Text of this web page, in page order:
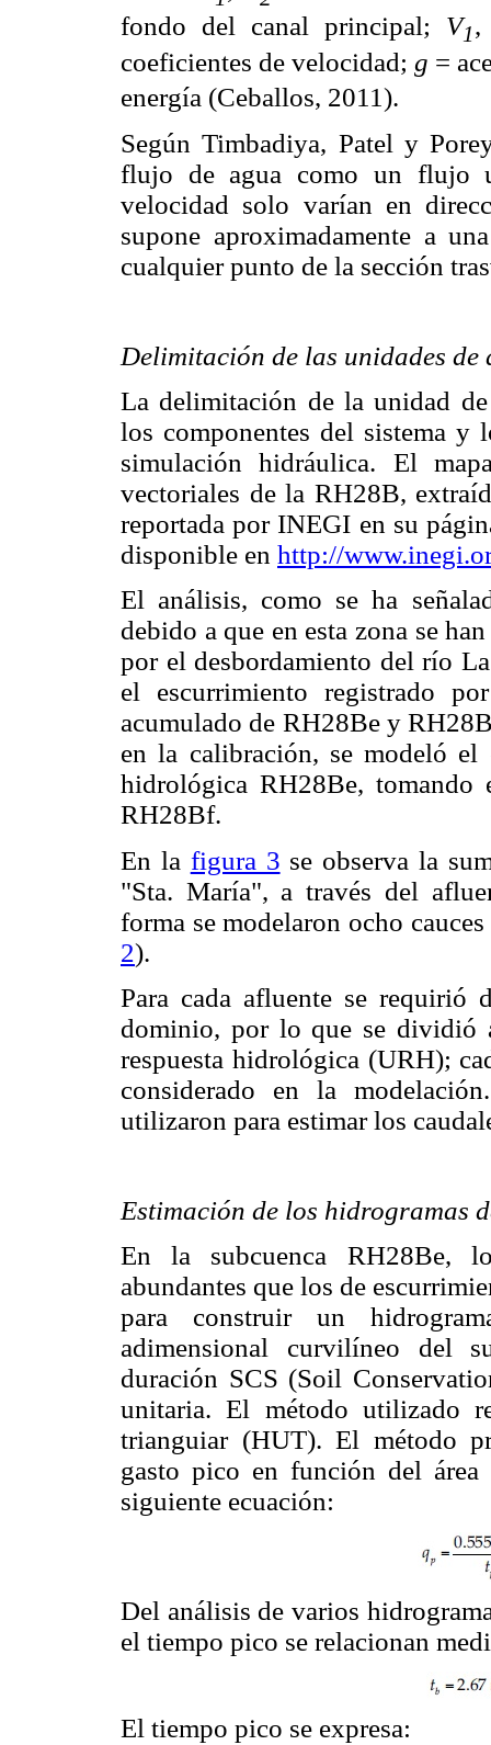
fondo del canal principal; V1
coeficientes de velocidad;g =
energía (Ceballos, 2011).
Según Timbadiya, Patel y
flujo de agua como un flujo
velocidad solo varían en
supone aproximadamente a
cualquier punto de la sección
Delimitación de las unidades de
La delimitación de la unidad de
los componentes del sistema y
simulación hidráulica. El
vectoriales de la RH28B,
reportada por INEGI en su
disponible en http://
El análisis, como se ha
debido a que en esta zona se
por el desbordamiento del río
el escurrimiento registrado
acumulado de RH28Be y
en la calibración, se modeló
hidrológica RH28Be, tomando
RH28Bf.
En la figura 3 se observa la
"Sta. María", a través del
forma se modelaron ocho
2).
Para cada afluente se requirió
dominio, por lo que se dividió
respuesta hidrológica (URH);
considerado en la
utilizaron para estimar los
Estimación de los hidrogramas
En la subcuenca RH28Be,
abundantes que los de
para construir un
adimensional curvilíneo del
duración SCS (Soil
unitaria. El método utilizado
trianguiar (HUT). El método
gasto pico en función del
siguiente ecuación:
Del análisis de varios
el tiempo pico se relacionan
El tiempo pico se expresa: